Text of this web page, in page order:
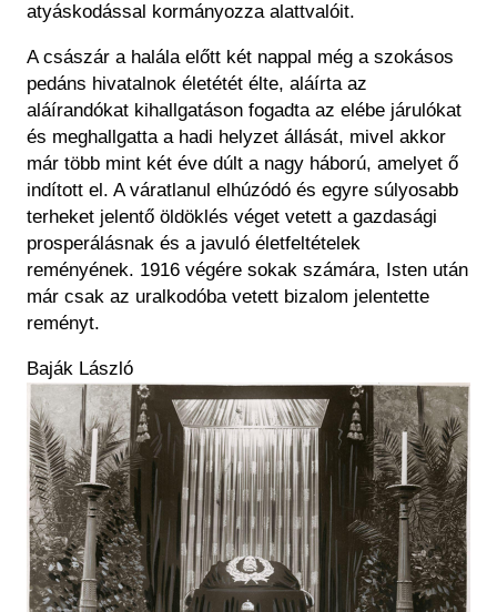
atyáskodással kormányozza alattvalóit.
A császár a halála előtt két nappal még a szokásos
pedáns hivatalnok életétét élte, aláírta az
aláírandókat kihallgatáson fogadta az elébe járulókat
és meghallgatta a hadi helyzet állását, mivel akkor
már több mint két éve dúlt a nagy háború, amelyet ő
indított el. A váratlanul elhúzódó és egyre súlyosabb
terheket jelentő öldöklés véget vetett a gazdasági
prosperálásnak és a javuló életfeltételek
reményének. 1916 végére sokak számára, Isten után
már csak az uralkodóba vetett bizalom jelentette
reményt.
Baják László